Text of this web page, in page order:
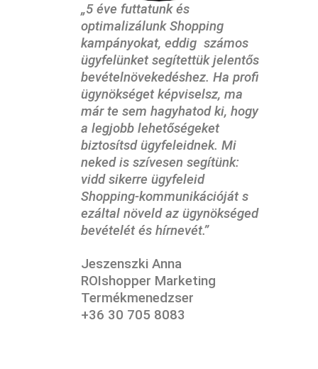
„5 éve futtatunk és
optimalizálunk Shopping
kampányokat, eddig számos
ügyfelünket segítettük jelentős
bevételnövekedéshez. Ha profi
ügynökséget képviselsz, ma
már te sem hagyhatod ki, hogy
a legjobb lehetőségeket
biztosítsd ügyfeleidnek. Mi
neked is szívesen segítünk:
vidd sikerre ügyfeleid
Shopping-kommunikációját s
ezáltal növeld az ügynökséged
bevételét és hírnevét.”
Jeszenszki Anna
ROIshopper Marketing
Termékmenedzser
+36 30 705 8083